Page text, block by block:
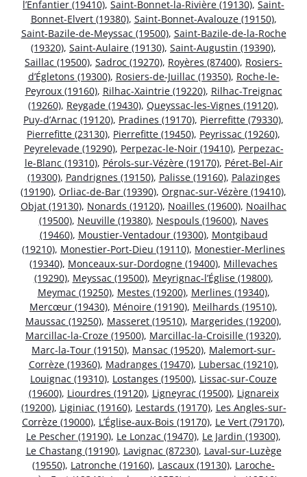
l’Enfantier (19410), Saint-Bonnet-la-Rivière (19130), Saint-
Bonnet-Elvert (19380), Saint-Bonnet-Avalouze (19150),
Saint-Bazile-de-Meyssac (19500), Saint-Bazile-de-la-Roche
(19320), Saint-Aulaire (19130), Saint-Augustin (19390),
Saillac (19500), Sadroc (19270), Royères (87400), Rosiers-
d’Égletons (19300), Rosiers-de-Juillac (19350), Roche-le-
Peyroux (19160), Rilhac-Xaintrie (19220), Rilhac-Treignac
(19260), Reygade (19430), Queyssac-les-Vignes (19120),
Puy-d’Arnac (19120), Pradines (19170), Pierrefitte (79330),
Pierrefitte (23130), Pierrefitte (19450), Peyrissac (19260),
Peyrelevade (19290), Perpezac-le-Noir (19410), Perpezac-
le-Blanc (19310), Pérols-sur-Vézère (19170), Péret-Bel-Air
(19300), Pandrignes (19150), Palisse (19160), Palazinges
(19190), Orliac-de-Bar (19390), Orgnac-sur-Vézère (19410),
Objat (19130), Nonards (19120), Noailles (19600), Noailhac
(19500), Neuville (19380), Nespouls (19600), Naves
(19460), Moustier-Ventadour (19300), Montgibaud
(19210), Monestier-Port-Dieu (19110), Monestier-Merlines
(19340), Monceaux-sur-Dordogne (19400), Millevaches
(19290), Meyssac (19500), Meyrignac-l’Église (19800),
Meymac (19250), Mestes (19200), Merlines (19340),
Mercœur (19430), Ménoire (19190), Meilhards (19510),
Maussac (19250), Masseret (19510), Margerides (19200),
Marcillac-la-Croze (19500), Marcillac-la-Croisille (19320),
Marc-la-Tour (19150), Mansac (19520), Malemort-sur-
Corrèze (19360), Madranges (19470), Lubersac (19210),
Louignac (19310), Lostanges (19500), Lissac-sur-Couze
(19600), Liourdres (19120), Ligneyrac (19500), Lignareix
(19200), Liginiac (19160), Lestards (19170), Les Angles-sur-
Corrèze (19000), L’Église-aux-Bois (19170), Le Vert (79170),
Le Pescher (19190), Le Lonzac (19470), Le Jardin (19300),
Le Chastang (19190), Lavignac (87230), Laval-sur-Luzège
(19550), Latronche (19160), Lascaux (19130), Laroche-